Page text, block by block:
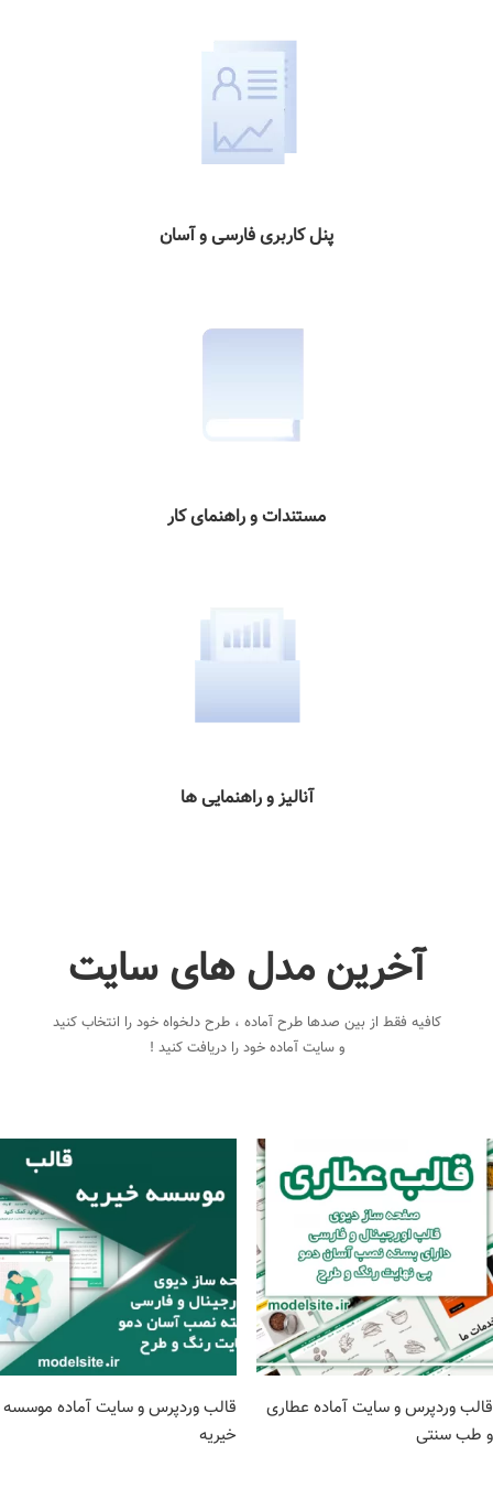
پنل کاربری فارسی و آسان
مستندات و راهنمای کار
آنالیز و راهنمایی ها
آخرین مدل های سایت
کافیه فقط از بین صدها طرح آماده ، طرح دلخواه خود را انتخاب کنید
و سایت آماده خود را دریافت کنید !
قالب وردپرس و سایت آماده عطاری
و طب سنتی
قالب وردپرس و سایت آماده موسسه
خیریه